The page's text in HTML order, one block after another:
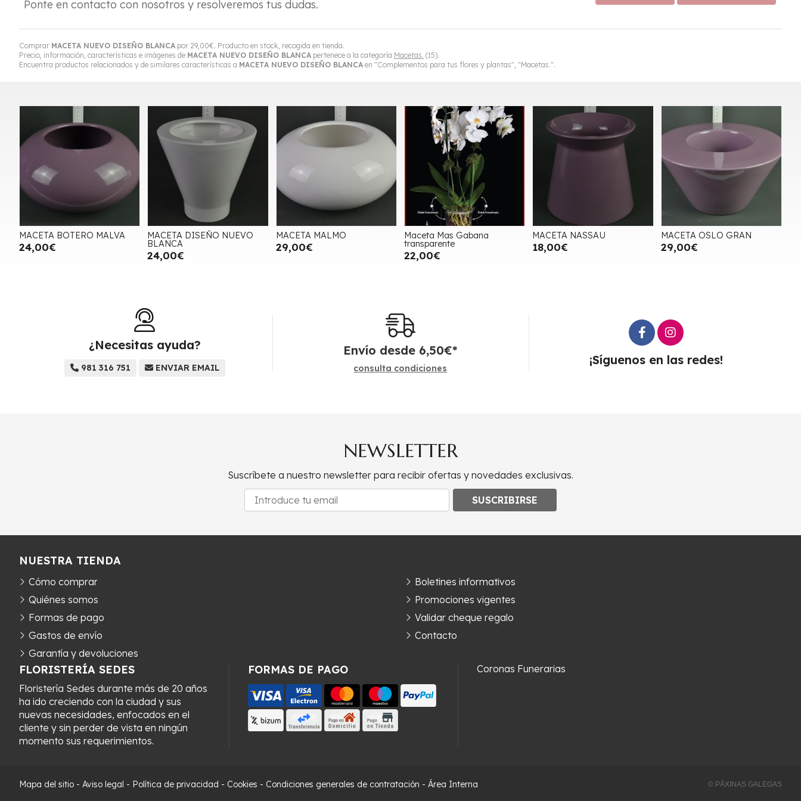
Comprar MACETA NUEVO DISEÑO BLANCA por 29,00€. Producto en stock, recogida en tienda.
Precio, información, características e imágenes de MACETA NUEVO DISEÑO BLANCA pertenece a la categoría Macetas. (15).
Encuentra productos relacionados y de similares características a MACETA NUEVO DISEÑO BLANCA en "Complementos para tus flores y plantas", "Macetas.".
Ponte en contacto con nosotros y resolveremos tus dudas.
MACETA BOTERO MALVA
24,00€
MACETA DISEÑO NUEVO
BLANCA
24,00€
MACETA MALMO
29,00€
Maceta Mas Gabana
transparente
22,00€
MACETA NASSAU
18,00€
MACETA OSLO GRAN
29,00€
¿Necesitas ayuda?
981 316 751 ENVIAR EMAIL
Envío desde 6,50€*
consulta condiciones
¡Síguenos en las redes!
NEWSLETTER
Suscríbete a nuestro newsletter para recibir ofertas y novedades exclusivas.
SUSCRIBIRSE
FLORISTERÍA SEDES
Floristería Sedes durante más de 20 años
ha ido creciendo con la ciudad y sus
nuevas necesidades, enfocados en el
cliente y sin perder de vista en ningún
momento sus requerimientos.
FORMAS DE PAGO
NUESTRA TIENDA
Cómo comprar
Quiénes somos
Formas de pago
Gastos de envío
Garantía y devoluciones
Boletines informativos
Promociones vigentes
Validar cheque regalo
Contacto
Coronas Funerarias
Mapa del sitio - Aviso legal - Política de privacidad - Cookies - Condiciones generales de contratación - Área Interna © PÁXINAS GALEGAS